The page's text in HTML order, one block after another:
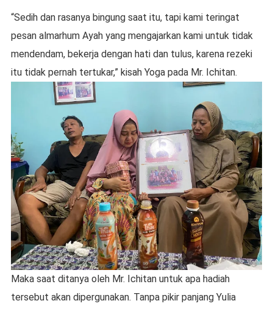
“Sedih dan rasanya bingung saat itu, tapi kami teringat
pesan almarhum Ayah yang mengajarkan kami untuk tidak
mendendam, bekerja dengan hati dan tulus, karena rezeki
itu tidak pernah tertukar,” kisah Yoga pada Mr. Ichitan.
Maka saat ditanya oleh Mr. Ichitan untuk apa hadiah
tersebut akan dipergunakan. Tanpa pikir panjang Yulia